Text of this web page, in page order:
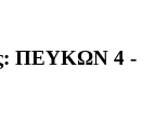
ΠΕΥΚΩΝ 4 -